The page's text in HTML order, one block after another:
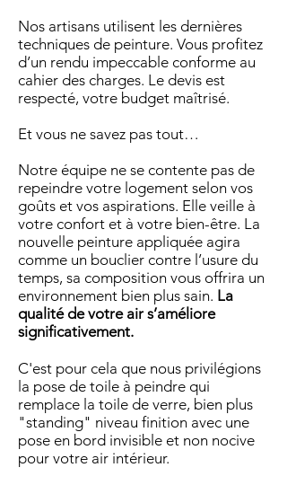
Nos artisans utilisent les dernières
techniques de peinture. Vous profitez
d’un rendu impeccable conforme au
cahier des charges. Le devis est
respecté, votre budget maîtrisé.
Et vous ne savez pas tout…
Notre équipe ne se contente pas de
repeindre votre logement selon vos
goûts et vos aspirations. Elle veille à
votre confort et à votre bien-être. La
nouvelle peinture appliquée agira
comme un bouclier contre l’usure du
temps, sa composition vous offrira un
environnement bien plus sain. La
qualité de votre air s’améliore
significativement.
C'est pour cela que nous privilégions
la pose de toile à peindre qui
remplace la toile de verre, bien plus
"standing" niveau finition avec une
pose en bord invisible et non nocive
pour votre air intérieur.